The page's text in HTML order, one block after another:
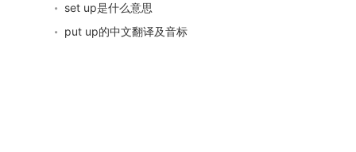
set up是什么意思
put up的中文翻译及音标